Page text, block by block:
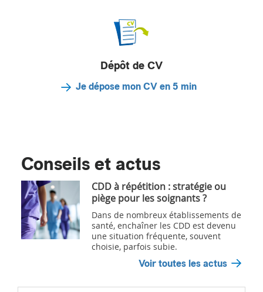
Dépôt de CV
Je dépose mon CV en 5 min
Conseils et actus
CDD à répétition : stratégie ou
piège pour les soignants ?
Dans de nombreux établissements de
santé, enchaîner les CDD est devenu
une situation fréquente, souvent
choisie, parfois subie.
Voir toutes les actus